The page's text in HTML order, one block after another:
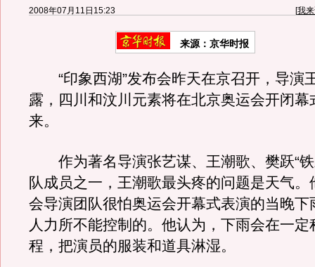
2008年07月11日15:23 [我
来源：京华时报
“印象西湖”发布会昨天在京召开，导演
露，四川和汶川元素将在北京奥运会开闭幕
来。
作为著名导演张艺谋、王潮歌、樊跃“铁
队成员之一，王潮歌最头疼的问题是天气。
会导演团队很怕奥运会开幕式表演的当晚下
人力所不能控制的。他认为，下雨会在一定
程，把演员的服装和道具淋湿。